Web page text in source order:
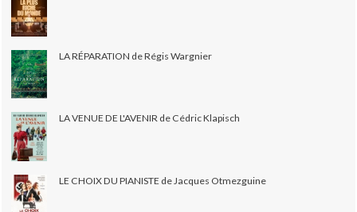
LA RÉPARATION de Régis Wargnier
LA VENUE DE L'AVENIR de Cédric Klapisch
LE CHOIX DU PIANISTE de Jacques Otmezguine